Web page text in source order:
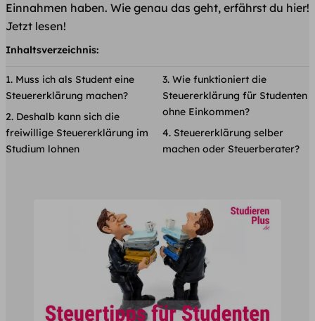
Einnahmen haben. Wie genau das geht, erfährst du hier!
Jetzt lesen!
Inhaltsverzeichnis:
Muss ich als Student eine
Steuererklärung machen?
Deshalb kann sich die
freiwillige Steuererklärung im
Studium lohnen
Wie funktioniert die
Steuererklärung für Studenten
ohne Einkommen?
Steuererklärung selber
machen oder Steuerberater?